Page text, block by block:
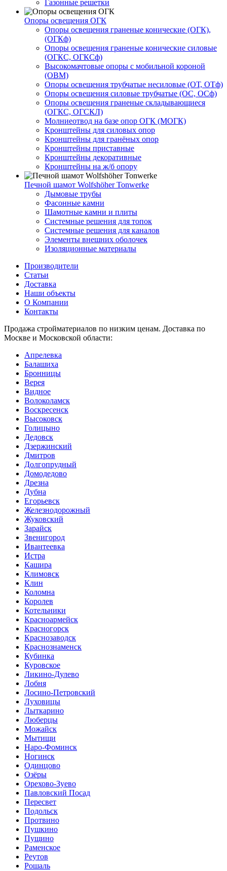
Газонные решетки
Опоры освещения ОГК
Опоры освещения граненые конические (ОГК),
(ОГКф)
Опоры освещения граненые конические силовые
(ОГКС, ОГКСф)
Высокомачтовые опоры с мобильной короной
(ОВМ)
Опоры освещения трубчатые несиловые (ОТ, ОТф)
Опоры освещения силовые трубчатые (ОС, ОСф)
Опоры освещения граненые складывающиеся
(ОГКС, ОГСКЛ)
Молниеотвод на базе опор ОГК (МОГК)
Кронштейны для силовых опор
Кронштейны для гранёных опор
Кронштейны приставные
Кронштейны декоративные
Кронштейны на ж/б опору
Печной шамот Wolfshöher Tonwerke
Дымовые трубы
Фасонные камни
Шамотные камни и плиты
Системные решения для топок
Системные решения для каналов
Элементы внешних оболочек
Изоляционные материалы
Производители
Статьи
Доставка
Наши объекты
О Компании
Контакты
Продажа стройматериалов по низким ценам. Доставка по
Москве и Московской области:
Апрелевка
Балашиха
Бронницы
Верея
Видное
Волоколамск
Воскресенск
Высоковск
Голицыно
Дедовск
Дзержинский
Дмитров
Долгопрудный
Домодедово
Дрезна
Дубна
Егорьевск
Железнодорожный
Жуковский
Зарайск
Звенигород
Ивантеевка
Истра
Кашира
Климовск
Клин
Коломна
Королев
Котельники
Красноармейск
Красногорск
Краснозаводск
Краснознаменск
Кубинка
Куровское
Ликино-Дулево
Лобня
Лосино-Петровский
Луховицы
Лыткарино
Люберцы
Можайск
Мытищи
Наро-Фоминск
Ногинск
Одинцово
Озёры
Орехово-Зуево
Павловский Посад
Пересвет
Подольск
Протвино
Пушкино
Пущино
Раменское
Реутов
Рошаль